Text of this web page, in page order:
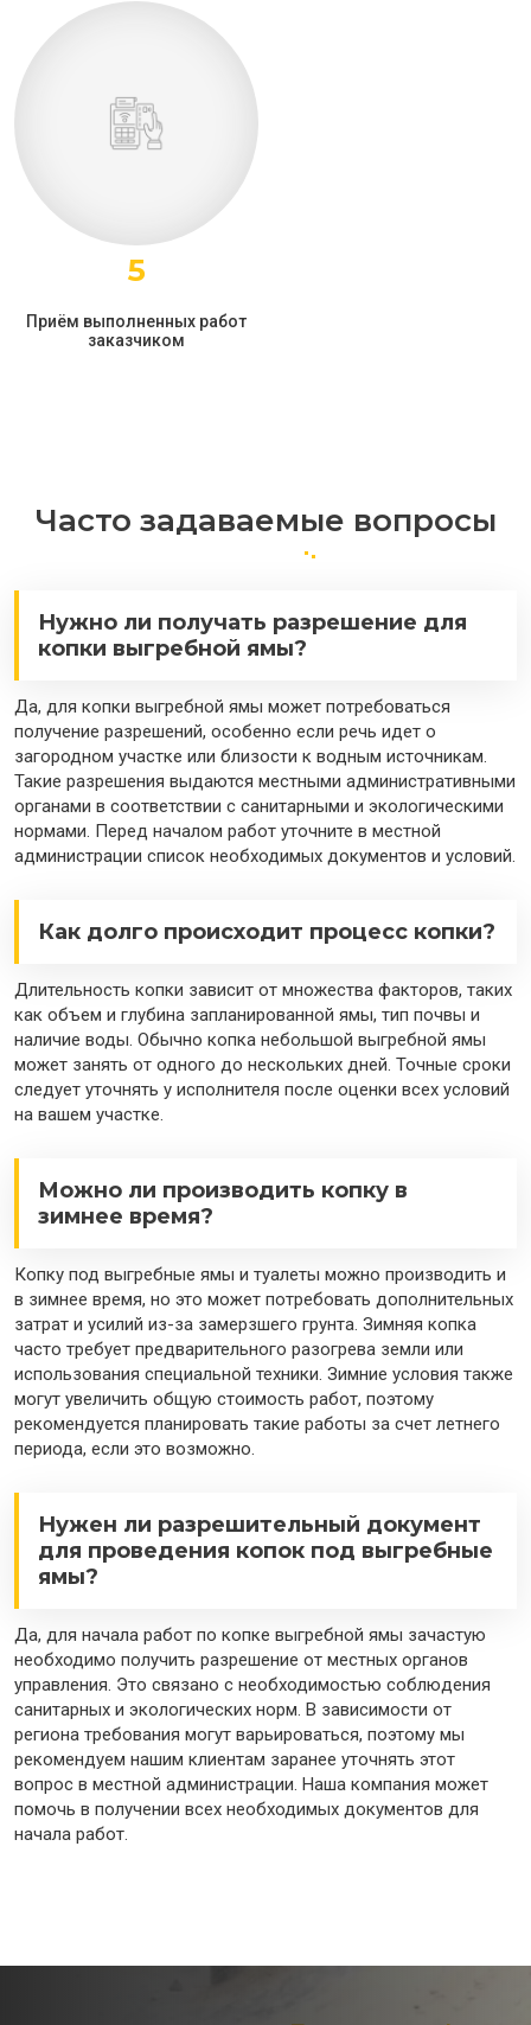
5
Приём выполненных работ
заказчиком
Часто задаваемые вопросы
Нужно ли получать разрешение для
копки выгребной ямы?
Да, для копки выгребной ямы может потребоваться
получение разрешений, особенно если речь идет о
загородном участке или близости к водным источникам.
Такие разрешения выдаются местными административными
органами в соответствии с санитарными и экологическими
нормами. Перед началом работ уточните в местной
администрации список необходимых документов и условий.
Как долго происходит процесс копки?
Длительность копки зависит от множества факторов, таких
как объем и глубина запланированной ямы, тип почвы и
наличие воды. Обычно копка небольшой выгребной ямы
может занять от одного до нескольких дней. Точные сроки
следует уточнять у исполнителя после оценки всех условий
на вашем участке.
Можно ли производить копку в
зимнее время?
Копку под выгребные ямы и туалеты можно производить и
в зимнее время, но это может потребовать дополнительных
затрат и усилий из-за замерзшего грунта. Зимняя копка
часто требует предварительного разогрева земли или
использования специальной техники. Зимние условия также
могут увеличить общую стоимость работ, поэтому
рекомендуется планировать такие работы за счет летнего
периода, если это возможно.
Нужен ли разрешительный документ
для проведения копок под выгребные
ямы?
Да, для начала работ по копке выгребной ямы зачастую
необходимо получить разрешение от местных органов
управления. Это связано с необходимостью соблюдения
санитарных и экологических норм. В зависимости от
региона требования могут варьироваться, поэтому мы
рекомендуем нашим клиентам заранее уточнять этот
вопрос в местной администрации. Наша компания может
помочь в получении всех необходимых документов для
начала работ.